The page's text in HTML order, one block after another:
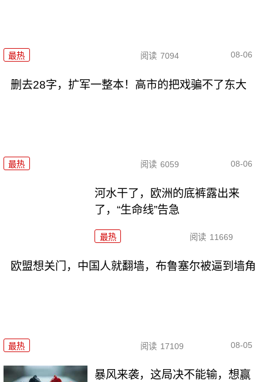
最热 阅读 7094 08-06
删去28字，扩军一整本！高市的把戏骗不了东大
最热 阅读 6059 08-06
河水干了，欧洲的底裤露出来
了，“生命线”告急
最热 阅读 11669
欧盟想关门，中国人就翻墙，布鲁塞尔被逼到墙角
最热 阅读 17109 08-05
暴风来袭，这局决不能输，想赢